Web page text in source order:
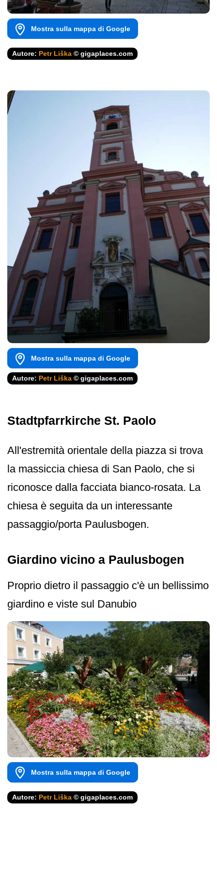
Mostra sulla mappa di Google
Autore: Petr Liška © gigaplaces.com
Mostra sulla mappa di Google
Autore: Petr Liška © gigaplaces.com
Stadtpfarrkirche St. Paolo
All'estremità orientale della piazza si trova
la massiccia chiesa di San Paolo, che si
riconosce dalla facciata bianco-rosata. La
chiesa è seguita da un interessante
passaggio/porta Paulusbogen.
Giardino vicino a Paulusbogen
Proprio dietro il passaggio c'è un bellissimo
giardino e viste sul Danubio
Mostra sulla mappa di Google
Autore: Petr Liška © gigaplaces.com